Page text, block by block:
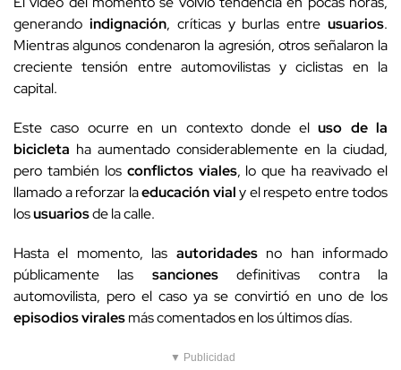
generando indignación, críticas y burlas entreusuarios.
Mientras algunos condenaron la agresión, otros señalaron la
creciente tensión entre automovilistas y ciclistas en la
capital.
Este caso ocurre en un contexto donde eluso de la
bicicleta ha aumentado considerablemente en la ciudad,
pero también los conflictos viales, lo que ha reavivado el
llamado a reforzar laeducación vialy el respeto entre todos
losusuariosde la calle.
Hasta el momento, las autoridadesno han informado
públicamente las sancionesdefinitivas contra la
automovilista, pero el caso ya se convirtió en uno de los
episodios viralesmás comentados en los últimos días.
▼ Publicidad